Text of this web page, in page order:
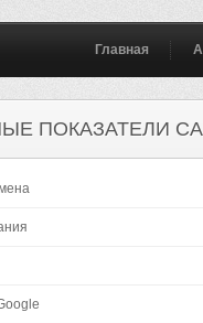
Главная
ПОКАЗАТЕЛИ